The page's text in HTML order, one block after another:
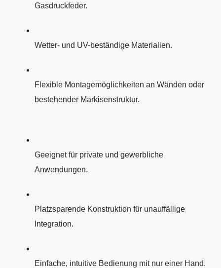
Gasdruckfeder.
Wetter- und UV-beständige Materialien.
Flexible Montagemöglichkeiten an Wänden oder
bestehender Markisenstruktur.
Geeignet für private und gewerbliche
Anwendungen.
Platzsparende Konstruktion für unauffällige
Integration.
Einfache, intuitive Bedienung mit nur einer Hand.